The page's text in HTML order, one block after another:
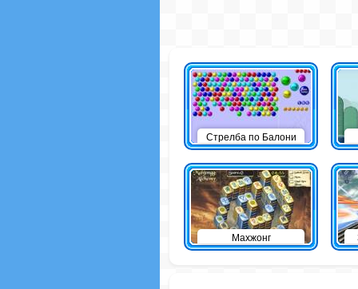
Стрелба по Балони
Махжонг